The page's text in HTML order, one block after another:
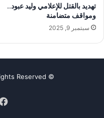
تهديد بالقتل للإعلامي وليد عبود..
ومواقف متضامنة
سبتمبر 9, 2025
© Copyright 2026, All Rights Reserved